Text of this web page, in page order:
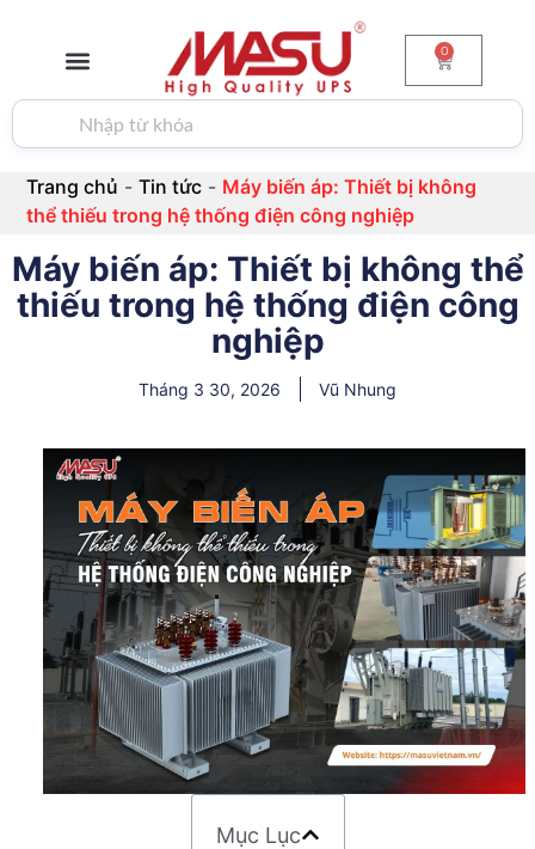
0
Trang chủ -Tin tức - Máy biến áp: Thiết bị không
thể thiếu trong hệ thống điện công nghiệp
Máy biến áp: Thiết bị không thể
thiếu trong hệ thống điện công
nghiệp
Tháng 3 30, 2026 Vũ Nhung
Mục Lục